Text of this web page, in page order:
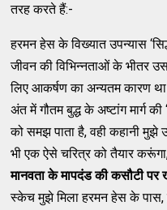
तरह करते हैं:-
हरमन हेस के विख्यात उपन्यास
जीवन की विभिन्नताओं के भीतर
लिए आकर्षण का अन्यतम कारण
अंत में गौतम बुद्ध के अष्टांग मार्ग
को समझ पाता है, वही कहानी मुझे
भी एक ऐसे चरित्र को तैयार
मानवता के मापदंडकी कसौटीपर
स्केच मुझे मिला हरमन हेस के